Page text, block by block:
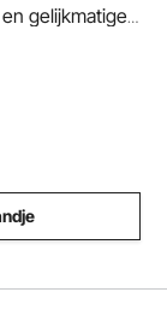
gelijkmatige
T-
borden,